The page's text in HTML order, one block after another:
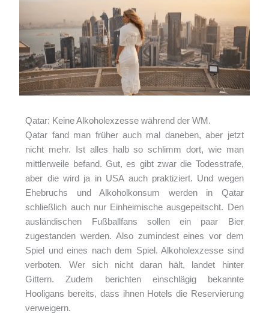
Qatar: Keine Alkoholexzesse während der WM.
Qatar fand man früher auch mal daneben, aber jetzt
nicht mehr. Ist alles halb so schlimm dort, wie man
mittlerweile befand. Gut, es gibt zwar die Todesstrafe,
aber die wird ja in USA auch praktiziert. Und wegen
Ehebruchs und Alkoholkonsum werden in Qatar
schließlich auch nur Einheimische ausgepeitscht. Den
ausländischen Fußballfans sollen ein paar Bier
zugestanden werden. Also zumindest eines vor dem
Spiel und eines nach dem Spiel. Alkoholexzesse sind
verboten. Wer sich nicht daran hält, landet hinter
Gittern. Zudem berichten einschlägig bekannte
Hooligans bereits, dass ihnen Hotels die Reservierung
verweigern.